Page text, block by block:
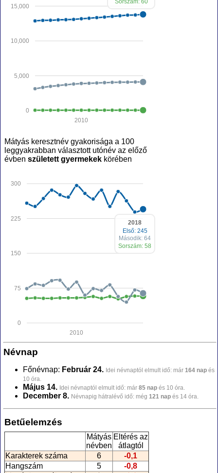
0
5,000
10,000
15,000
2010
Mátyás keresztnév gyakorisága a 100
leggyakrabban választott utónév az előző
évben született gyermekek körében
0
75
150
225
300
2010
2018
Első: 245
Második: 64
Sorszám: 58
Névnap
Főnévnap: Február 24. Idei névnaptól elmult idő: már 164 nap és
10 óra.
Május 14. Idei névnaptól elmult idő: már 85 nap és 10 óra.
December 8. Névnapig hátralévő idő: még 121 nap és 14 óra.
Betűelemzés
Mátyás
névben
Eltérés az
átlagtól
Karakterek száma
6
-0,1
Hangszám
5
-0,8